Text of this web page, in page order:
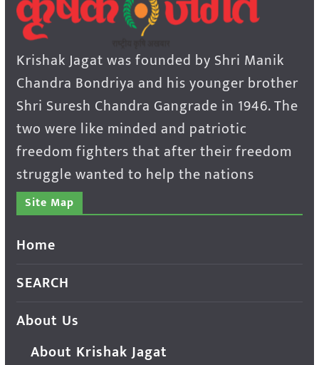
Krishak Jagat was founded by Shri Manik
Chandra Bondriya and his younger brother
Shri Suresh Chandra Gangrade in 1946. The
two were like minded and patriotic
freedom fighters that after their freedom
struggle wanted to help the nations
Site Map
Home
SEARCH
About Us
About Krishak Jagat